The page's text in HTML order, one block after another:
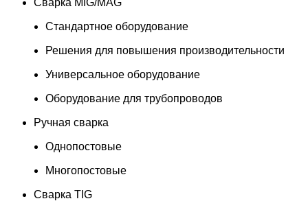
Сварка MIG/MAG
Стандартное оборудование
Решения для повышения производительности
Универсальное оборудование
Оборудование для трубопроводов
Ручная сварка
Однопостовые
Многопостовые
Сварка TIG